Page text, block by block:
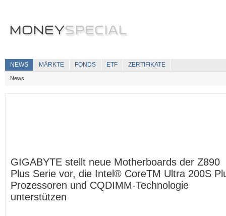
NEWS MÄRKTE FONDS ETF ZERTIFIKATE
News
GIGABYTE stellt neue Motherboards der Z890
Plus Serie vor, die Intel® CoreTM Ultra 200S
Prozessoren und CQDIMM-Technologie
unterstützen